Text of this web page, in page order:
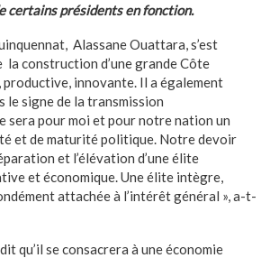
certains présidents en fonction.
Alassane Ouattara, s’est
la construction d’une grande Côte
productive, innovante. Il a également
le signe de la transmission
sera pour moi et pour notre nation un
et de maturité politique. Notre devoir
et l’élévation d’une élite
et économique. Une élite intègre,
attachée à l’intérêt général », a-t-
qu’il se consacrera à une économie